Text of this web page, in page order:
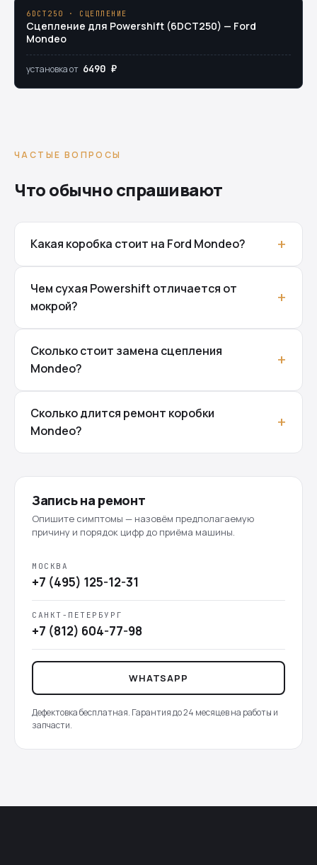
6DCT250 · СЦЕПЛЕНИЕ
Сцепление для Powershift (6DCT250) — Ford
Mondeo
установка от 6490 ₽
ЧАСТЫЕ ВОПРОСЫ
Что обычно спрашивают
Какая коробка стоит на Ford Mondeo?
Чем сухая Powershift отличается от
мокрой?
Сколько стоит замена сцепления
Mondeo?
Сколько длится ремонт коробки
Mondeo?
Запись на ремонт
Опишите симптомы — назовём предполагаемую
причину и порядок цифр до приёма машины.
МОСКВА
+7 (495) 125-12-31
САНКТ-ПЕТЕРБУРГ
+7 (812) 604-77-98
WHATSAPP
Дефектовка бесплатная. Гарантия до 24 месяцев на работы и
запчасти.